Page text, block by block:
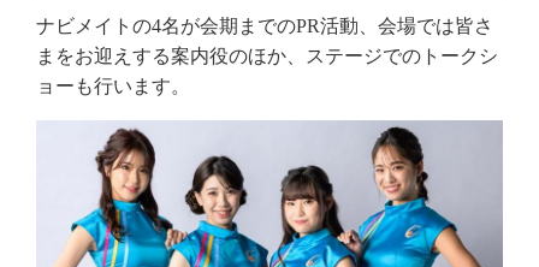
ナビメイトの4名が会期までのPR活動、会場では皆さ
まをお迎えする案内役のほか、ステージでのトークシ
ョーも行います。